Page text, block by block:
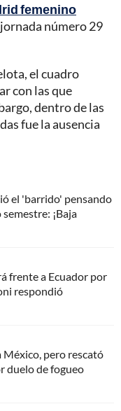
femenino
número 29
el cuadro
con las que
dentro de las
fue la ausencia
el 'barrido' pensando
¡Baja
frente a Ecuador por
respondió
pero rescató
duelo de fogueo